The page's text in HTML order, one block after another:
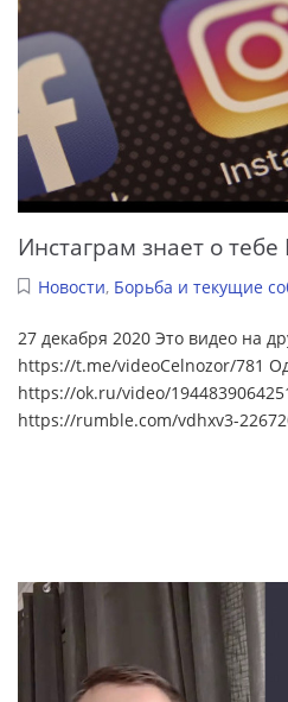
Инстаграм знает о тебе
Новости, Борьба и текущие
27 декабря 2020 Это видео на
https://t.me/videoCelnozor/781
https://ok.ru/video/
https://rumble.com/vdhxv3-